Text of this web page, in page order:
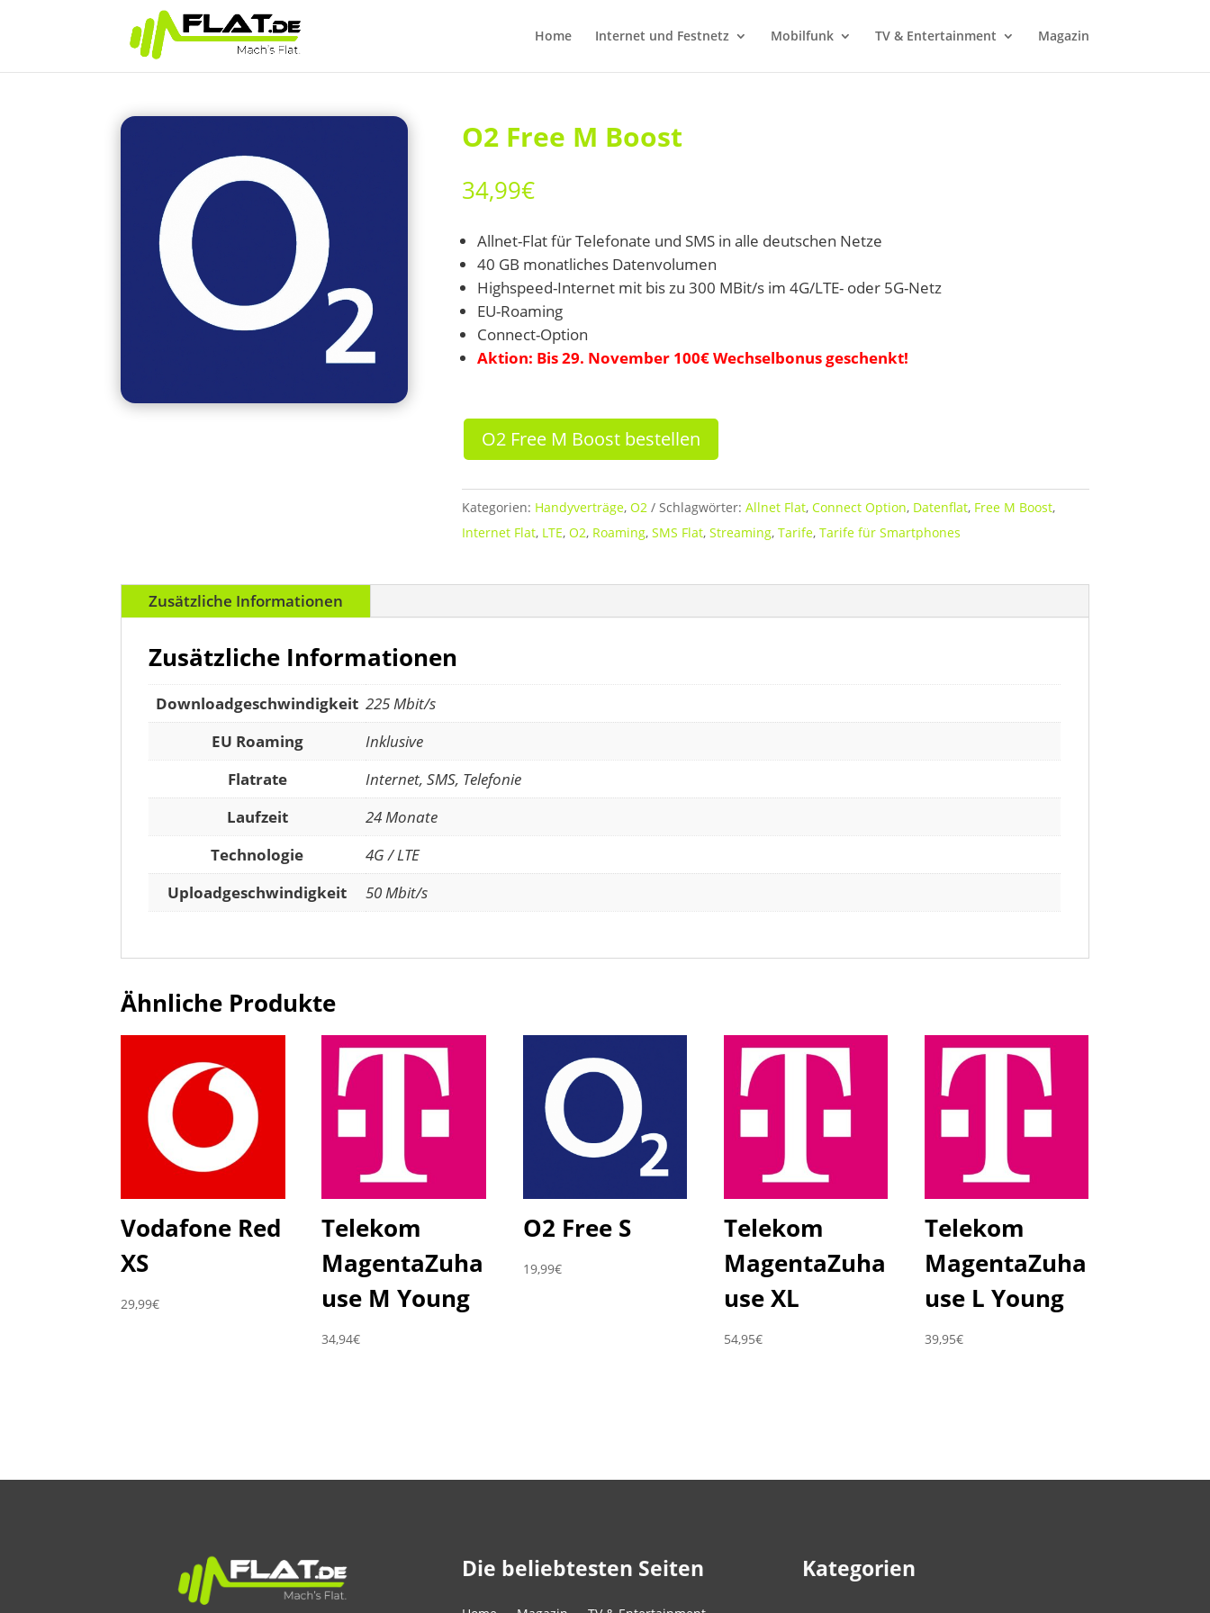
Home Internet und Festnetz Mobilfunk TV & Entertainment Magazin
O2 Free M Boost
34,99€
Allnet-Flat für Telefonate und SMS in alle deutschen Netze
40 GB monatliches Datenvolumen
Highspeed-Internet mit bis zu 300 MBit/s im 4G/LTE- oder 5G-Netz
EU-Roaming
Connect-Option
Aktion: Bis 29. November 100€ Wechselbonus geschenkt!
O2 Free M Boost bestellen
Kategorien: Handyverträge, O2 Schlagwörter: Allnet Flat, Connect Option, Datenflat, Free M Boost,
Internet Flat, LTE, O2, Roaming, SMS Flat, Streaming, Tarife, Tarife für Smartphones
Zusätzliche Informationen
Zusätzliche Informationen
Downloadgeschwindigkeit 225 Mbit/s
EU Roaming
Inklusive
Flatrate
Internet, SMS, Telefonie
Laufzeit
24 Monate
Technologie
4G / LTE
Uploadgeschwindigkeit
50 Mbit/s
Ähnliche Produkte
Vodafone Red
XS
29,99€
Telekom
MagentaZuha
use M Young
34,94€
O2 Free S
19,99€
Telekom
MagentaZuha
use XL
54,95€
Telekom
MagentaZuha
use L Young
39,95€
Die beliebtesten Seiten Kategorien